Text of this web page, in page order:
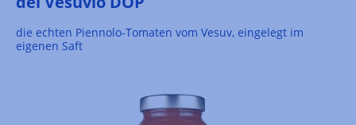
die echten Piennolo-Tomaten vom Vesuv, eingelegt im
eigenen Saft